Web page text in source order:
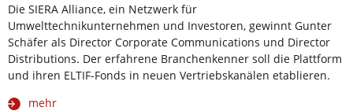
Die SIERA Alliance, ein Netzwerk für
Umwelttechnikunternehmen und Investoren, gewinnt Gunter
Schäfer als Director Corporate Communications und Director
Distributions. Der erfahrene Branchenkenner soll die Plattform
und ihren ELTIF-Fonds in neuen Vertriebskanälen etablieren.
mehr